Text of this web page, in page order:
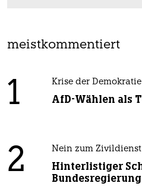
meistkommentiert
1 Krise der Demokratie
AfD-Wählen als
2 Nein zum Zivildienst
Hinterlistiger
Bundesregierung